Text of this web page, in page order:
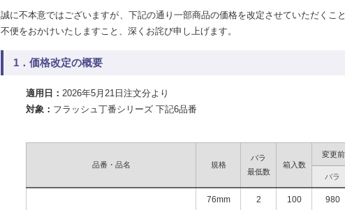
誠に不本意ではございますが、下記の通り一部商品の価格を改定させていただくこ
不便をおかけいたしますこと、深くお詫び申し上げます。
1．価格改定の概要
適用日：2026年5月21日注文分より
対象： フラッシュ丁番シリーズ 下記6品番
品番・品名 規格
バラ
最低数
箱入数
変更前
バラ
76mm 2 100 980